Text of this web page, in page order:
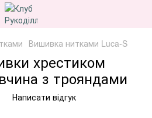
Вишивка нитками Luca-S
хрестиком
з трояндами
Написати відгук